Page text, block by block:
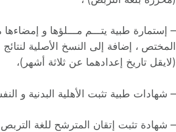
– إستمارة طبية يتـــم مـــلؤها و
المختص ، إضافة إلى النسخ الأصلية لنتائج
(لايقل تاريخ إعدادهما عن ثلاثة أشهر)،
– شهادات طبية تثبت الأهلية البدنية و
– شهادة تثبت إتقان المترشح للغة التربص